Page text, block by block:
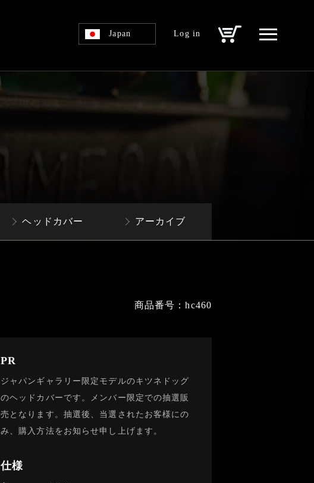
Japan Log in
ヘッドカバー アーカイブ
商品番号：hc460
PR
ジャパンギャラリー限定モデルのキツネドッグ
のヘッドカバーです。メンバー限定での抽選販
売となります。抽選後、当選されたお客様にの
み、購入方法をお知らせ申し上げます。
仕様